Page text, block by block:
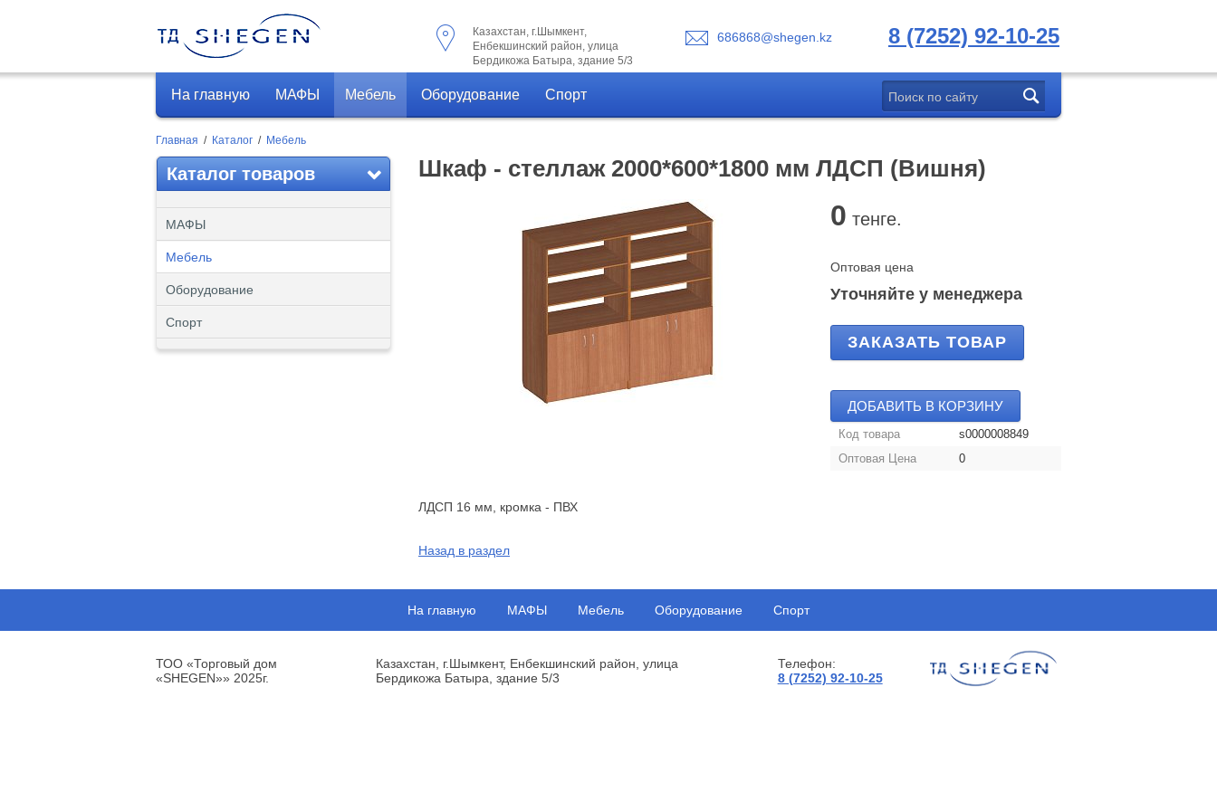
Казахстан, г.Шымкент,
Енбекшинский район, улица
Бердикожа Батыра, здание 5/3
686868@shegen.kz 8 (7252) 92-10-25
На главную МАФЫ Мебель Оборудование Спорт
Главная / Каталог / Мебель
Каталог товаров
МАФЫ
Мебель
Оборудование
Спорт
Шкаф - стеллаж 2000*600*1800 мм ЛДСП (Вишня)
0 тенге.
Оптовая цена
Уточняйте у менеджера
ЗАКАЗАТЬ ТОВАР
ДОБАВИТЬ В КОРЗИНУ
Код товара
s0000008849
Оптовая Цена
0
ЛДСП 16 мм, кромка - ПВХ
Назад в раздел
На главную МАФЫ Мебель Оборудование Спорт
ТОО «Торговый дом
«SHEGEN»» 2025г.
Казахстан, г.Шымкент, Енбекшинский район, улица
Бердикожа Батыра, здание 5/3
Телефон:
8 (7252) 92-10-25